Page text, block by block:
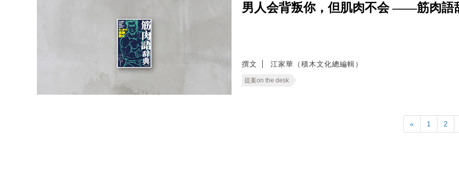
男人会背叛你，但肌肉不会 ——筋肉語
撰文 江家華（積木文化總編輯）
提案on the desk
« 1 2